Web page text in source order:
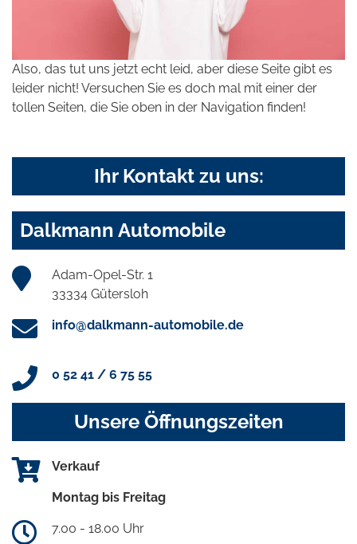
Also, das tut uns jetzt echt leid, aber diese Seite gibt es
leider nicht! Versuchen Sie es doch mal mit einer der
tollen Seiten, die Sie oben in der Navigation finden!
Ihr Kontakt zu uns:
Dalkmann Automobile
Adam-Opel-Str. 1
33334 Gütersloh
info@dalkmann-automobile.de
0 52 41 / 6 75 55
Unsere Öffnungszeiten
Verkauf
Montag bis Freitag
7.00 - 18.00 Uhr